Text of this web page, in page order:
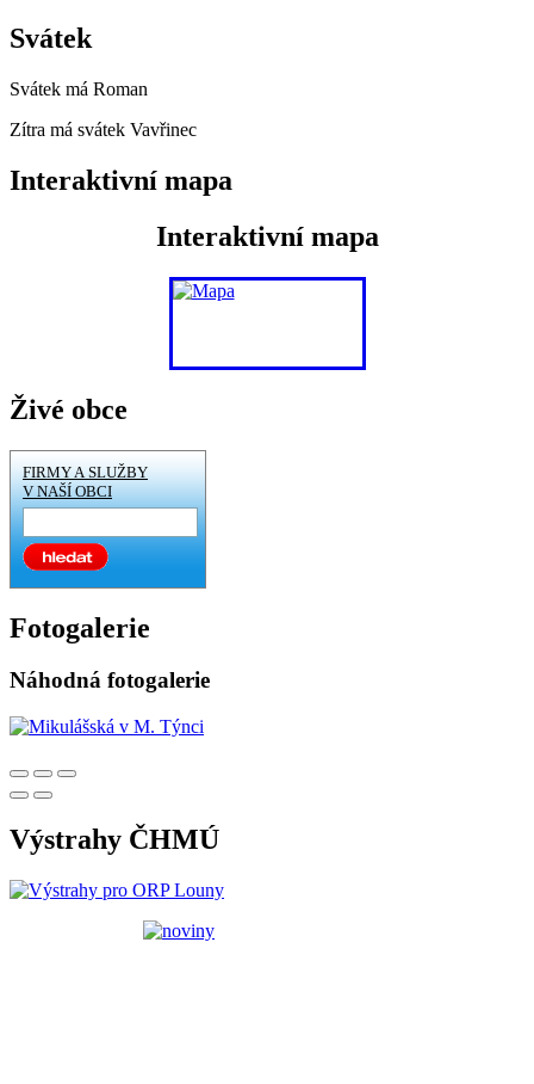
Svátek
Svátek má Roman
Zítra má svátek Vavřinec
Interaktivní mapa
Interaktivní mapa
Živé obce
FIRMY A SLUŽBY
V NAŠÍ OBCI
Fotogalerie
Náhodná fotogalerie
Výstrahy ČHMÚ